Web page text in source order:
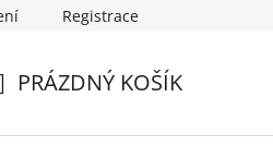
Registrace
PRÁZDNÝ KOŠÍK